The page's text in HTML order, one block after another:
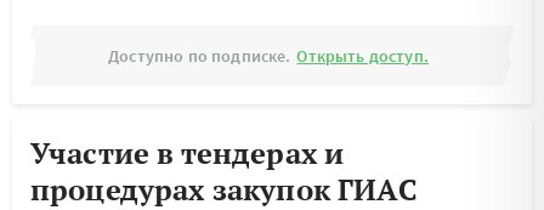
Доступно по подписке. Открыть доступ.
Участие в тендерах и
процедурах закупок ГИАС